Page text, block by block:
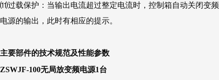
⑾过载保护：当输出电流超过整定电流时，控制箱自动关闭变频
电源的输出，此时有相应的提示。
主要部件的技术规范及性能参数
ZSWJF-100无局放变频电源1台